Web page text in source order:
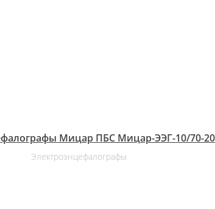
Мицар ПБС Мицар-ЭЭГ-10/70-
Электроэнцефалографы